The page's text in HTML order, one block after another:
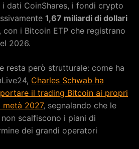
i dati CoinShares, i fondi crypto
1,67 miliardi di dollari
con i Bitcoin ETP che registrano
2026.
resta però strutturale: come ha
Charles Schwab ha
il trading Bitcoin ai propri
metà 2027, segnalando che le
scalfiscono i piani di
dei grandi operatori